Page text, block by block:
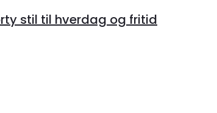
stil til hverdag og fritid